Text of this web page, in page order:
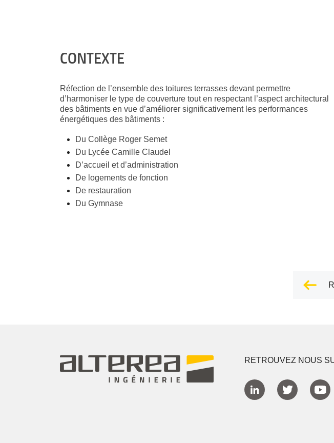
CONTEXTE
Réfection de l’ensemble des toitures terrasses devant permettre
d’harmoniser le type de couverture tout en respectant l’aspect architectural
des bâtiments en vue d’améliorer significativement les performances
énergétiques des bâtiments :
Du Collège Roger Semet
Du Lycée Camille Claudel
D’accueil et d’administration
De logements de fonction
De restauration
Du Gymnase
RETROUVEZ NOUS